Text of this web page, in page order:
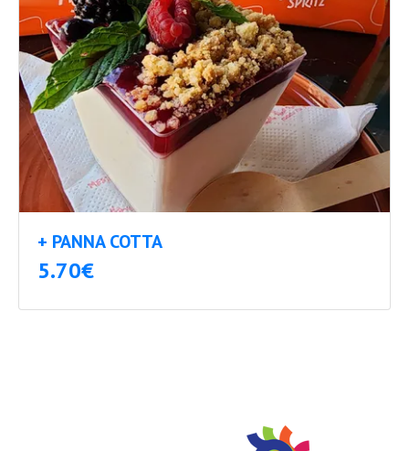
+ PANNA COTTA
5.70€